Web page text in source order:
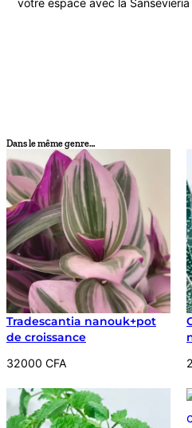
Dans le même genre…
Tradescantia nanouk+pot
de croissance
32000 CFA